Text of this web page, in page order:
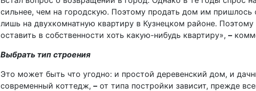
сильнее, чем на городскую. Поэтому продать дом им пришлось
лишь на двухкомнатную квартиру в Кузнецком районе.
оставить в собственности хоть какую-нибудь квартиру», –
Выбрать тип строения
Это может быть что угодно: и простой деревенский дом, и
современный коттедж, – от типа постройки зависит, прежде